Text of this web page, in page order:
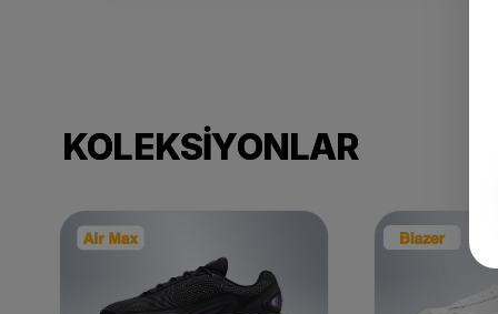
KOLEKSIYONLAR